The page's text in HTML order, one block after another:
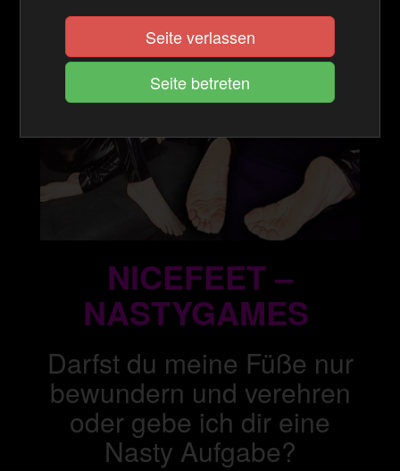
NICEFEET –
NASTYGAMES
Darfst du meine Füße nur
bewundern und verehren
oder gebe ich dir eine
Nasty Aufgabe?
Seite verlassen